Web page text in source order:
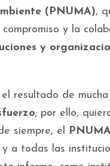
(PNUMA),
y la
y
el resultado de mucha
; por ello,
siempre, el PNUMA
a todas las